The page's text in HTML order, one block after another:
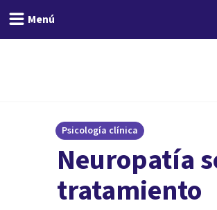
Menú
Psicología clínica
Neuropatía
tratamiento